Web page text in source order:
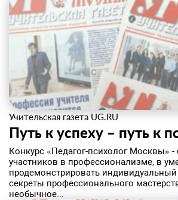
Учительская газета UG.RU
Путь к успеху – путь к
​Конкурс «Педагог-психолог Москвы» -
участников в профессионализме, в
продемонстрировать индивидуальный
секреты профессионального
необычное...